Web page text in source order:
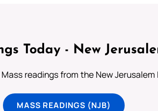
Today - New
readings from the New Jerusalem
MASS READINGS (NJB)